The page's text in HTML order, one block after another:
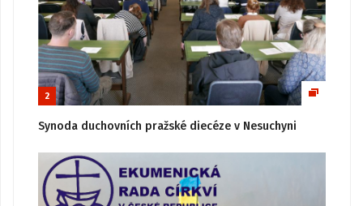
2
Synoda duchovních pražské diecéze v Nesuchyni